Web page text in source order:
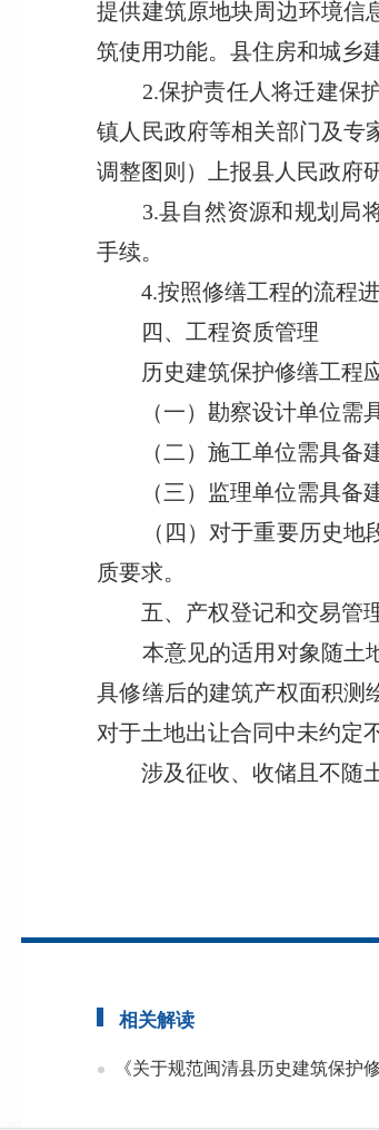
提供建筑原地块周边环境信
筑使用功能。县住房和城乡
2.保护责任人将迁建保护
镇人民政府等相关部门及专
调整图则）上报县人民政府
3.县自然资源和规划局将
手续。
4.按照修缮工程的流程进
四、工程资质管理
历史建筑保护修缮工程应
（一）勘察设计单位需具
（二）施工单位需具备建
（三）监理单位需具备建
（四）对于重要历史地段
质要求。
五、产权登记和交易管
本意见的适用对象随土地
具修缮后的建筑产权面积测
对于土地出让合同中未约定
涉及征收、收储且不随土
相关解读
《关于规范闽清县历史建筑保护